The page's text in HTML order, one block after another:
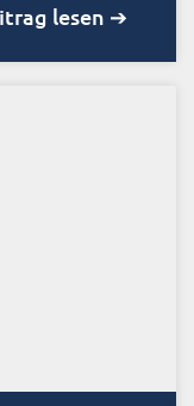
lesen ➔